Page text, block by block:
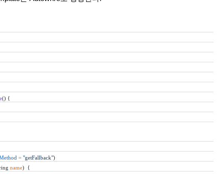
() {
= "getFallback")
name)  {